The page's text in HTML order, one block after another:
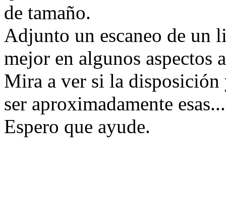
de tamaño.
Adjunto un escaneo de un
mejor en algunos aspectos
Mira a ver si la
ser aproximadamente esas...
Espero que ayude.